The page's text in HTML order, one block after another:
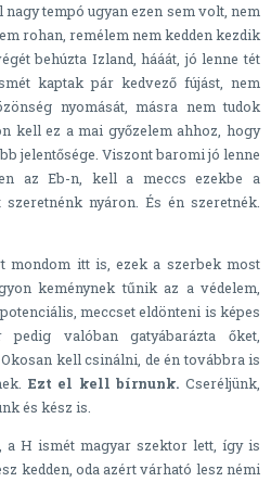
tempó ugyan ezen sem volt, nem
rohan, remélem nem kedden kezdik
behúzta Izland, hááát, jó lenne tét
kaptak pár kedvező fújást, nem
nyomását, másra nem tudok
kell ez a mai győzelem ahhoz, hogy
jelentősége. Viszont baromi jó lenne
az Eb-n, kell a meccs ezekbe a
nyáron. És én szeretnék.
mondom itt is, ezek a szerbek most
keménynek tűnik az a védelem,
meccset eldönteni is képes
valóban gatyábarázta őket,
kell csinálni, de én továbbra is
Ezt el kell bírnunk.Cseréljünk,
és kész is.
a H ismét magyar szektor lett, így is
kedden, oda azért várható lesz némi